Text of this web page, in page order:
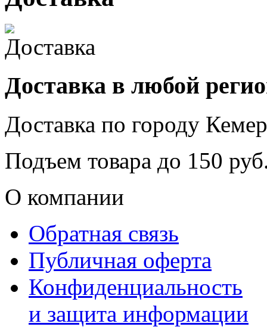
Доставка в любой
Доставка по городу
Подъем товара до 150
О компании
Обратная связь
Публичная оферта
Конфиденциальность
и защита информации